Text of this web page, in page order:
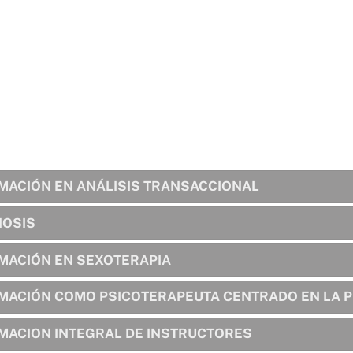
EN ANÁLISIS TRANSACCIONAL
EN SEXOTERAPIA
COMO PSICOTERAPEUTA CENTRADO EN LA
INTEGRAL DE INSTRUCTORES